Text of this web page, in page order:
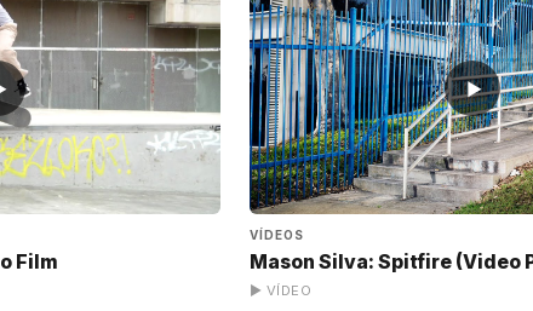
Film
▶
VÍDEOS
Mason Silva: Spitfire (Video
▶ VÍDEO